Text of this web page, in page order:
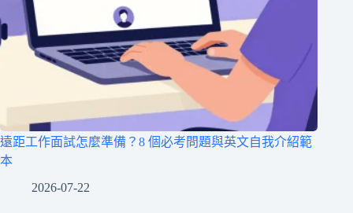
遠距工作面試怎麼準備？8 個必考問題與英文自我介紹範
本
2026-07-22